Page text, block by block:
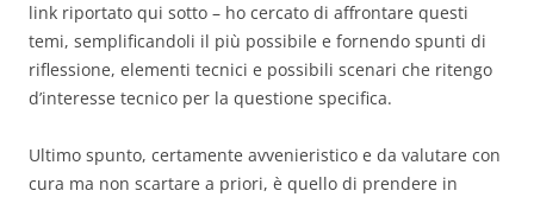
link riportato qui sotto – ho cercato di affrontare questi
temi, semplificandoli il più possibile e fornendo spunti di
riflessione, elementi tecnici e possibili scenari che ritengo
d’interesse tecnico per la questione specifica.
Ultimo spunto, certamente avvenieristico e da valutare con
cura ma non scartare a priori, è quello di prendere in